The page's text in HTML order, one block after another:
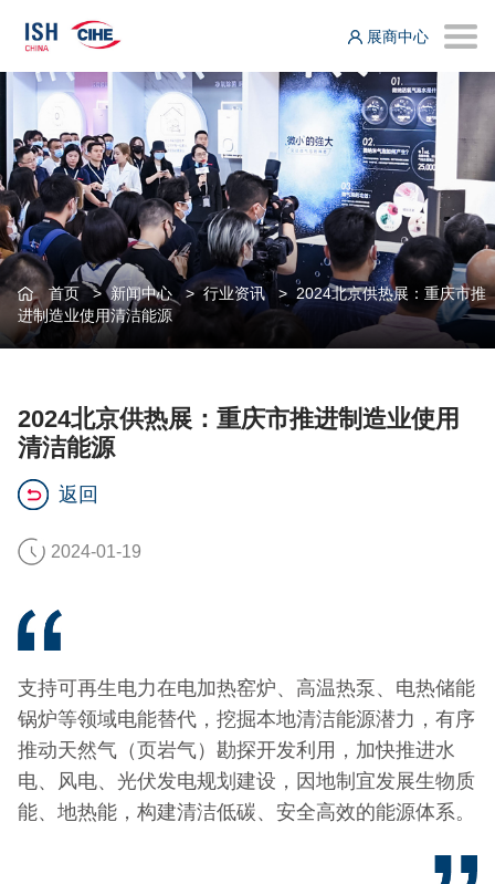
展商中心
首页>新闻中心>行业资讯> 2024北京供热展：重庆市推
进制造业使用清洁能源
2024北京供热展：重庆市推进制造业使用
清洁能源
返回
2024-01-19
支持可再生电力在电加热窑炉、高温热泵、电热储能
锅炉等领域电能替代，挖掘本地清洁能源潜力，有序
推动天然气（页岩气）勘探开发利用，加快推进水
电、风电、光伏发电规划建设，因地制宜发展生物质
能、地热能，构建清洁低碳、安全高效的能源体系。